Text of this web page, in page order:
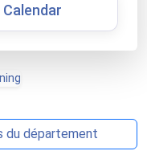
du département